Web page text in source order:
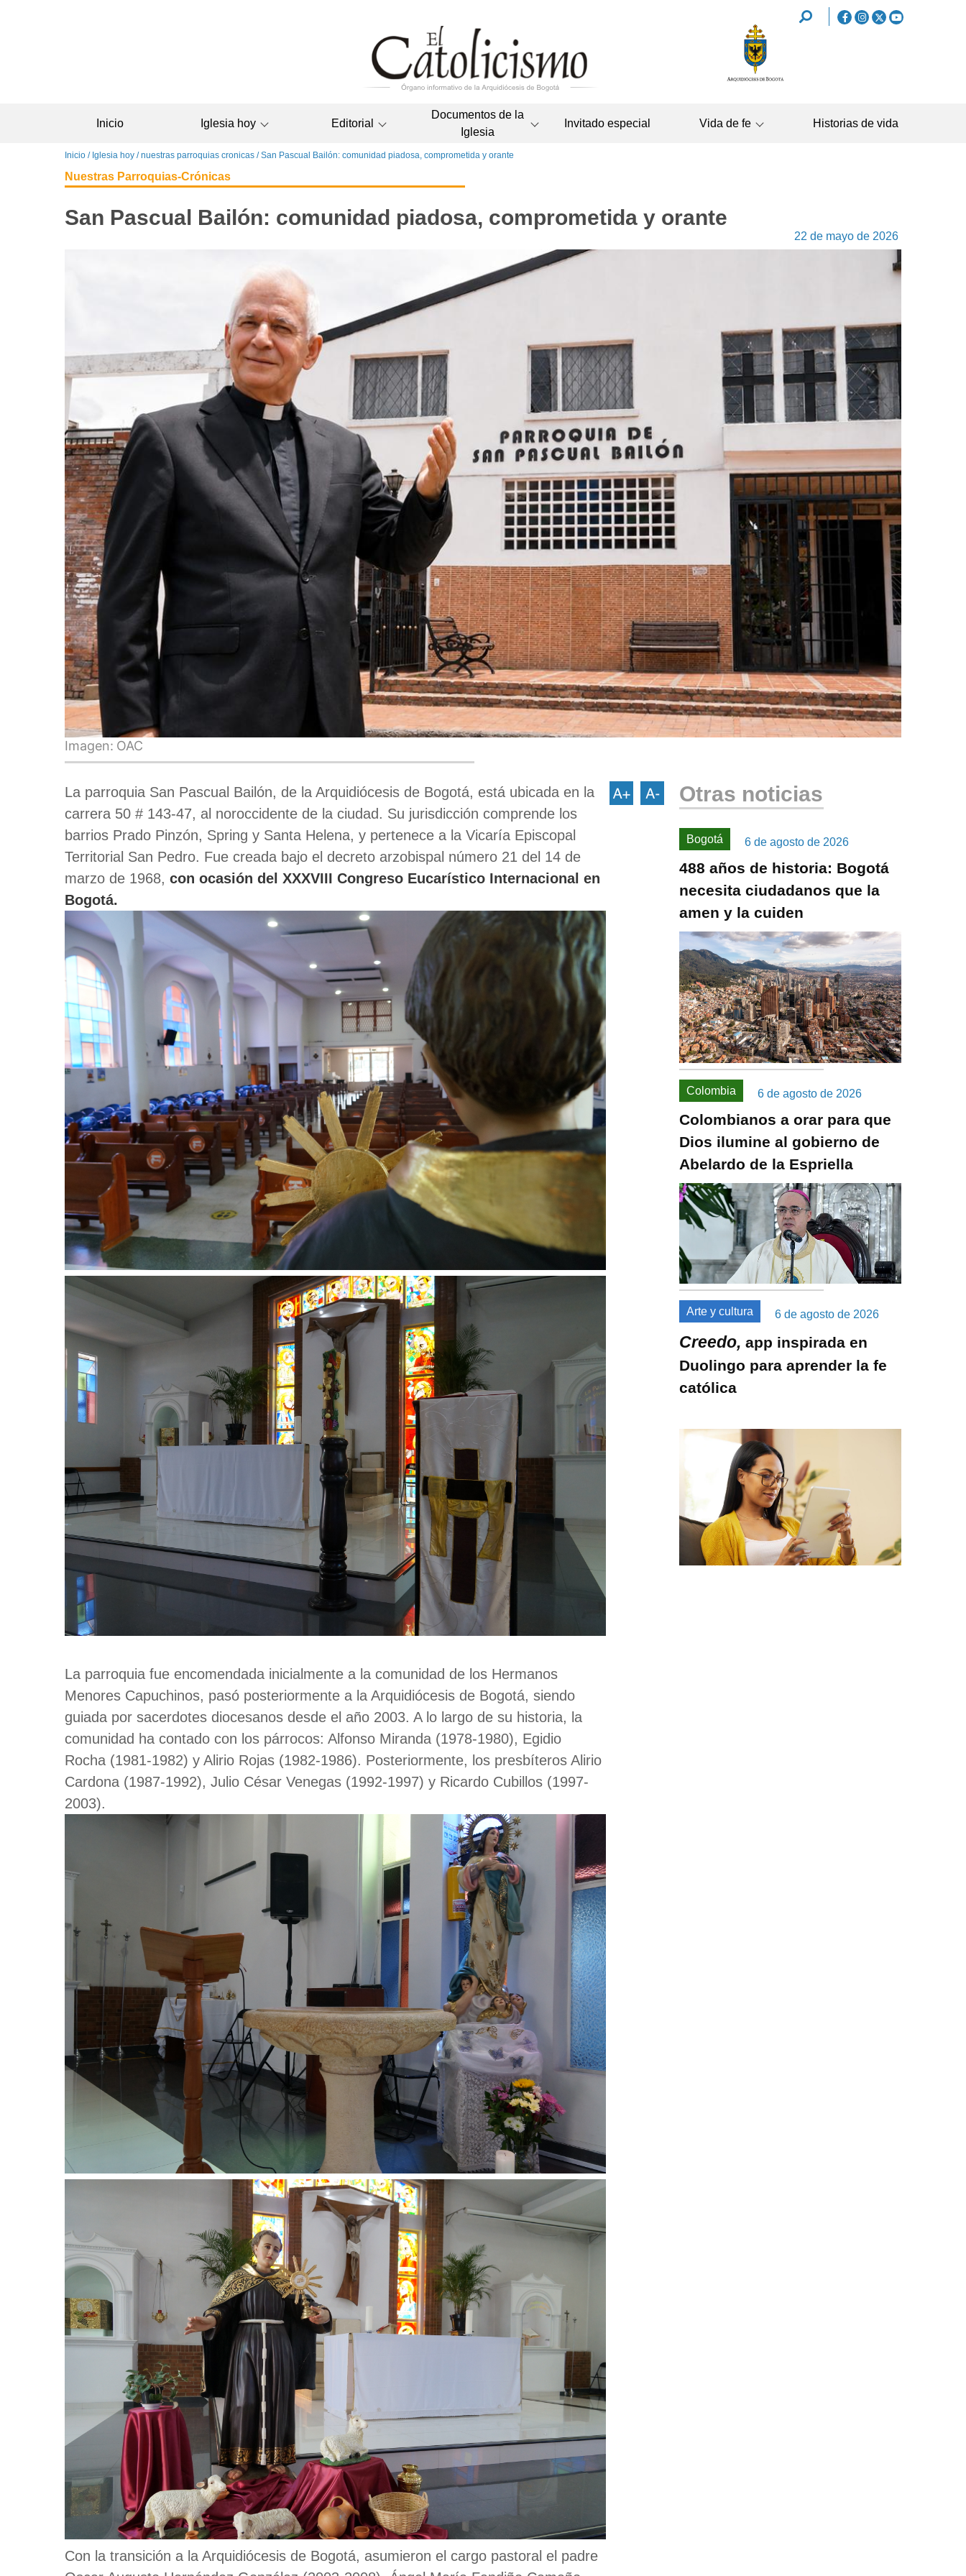
REDES
SOCIALES
Inicio Iglesia hoy Editorial
Documentos de la
Iglesia
Invitado especial Vida de fe Historias de vida
Sobrescribir
enlaces
de
a
Inicio Iglesia hoy nuestras parroquias cronicas San Pascual Bailón: comunidad piadosa, comprometida y orante
Nuestras Parroquias-Crónicas
San Pascual Bailón: comunidad piadosa, comprometida y orante
22 de mayo de 2026
Imagen: OAC
La parroquia San Pascual Bailón, de la Arquidiócesis de Bogotá, está ubicada en la
carrera 50 # 143-47, al noroccidente de la ciudad. Su jurisdicción comprende los
barrios Prado Pinzón, Spring y Santa Helena, y pertenece a la Vicaría Episcopal
Territorial San Pedro. Fue creada bajo el decreto arzobispal número 21 del 14 de
marzo de 1968, con ocasión del XXXVIII Congreso Eucarístico Internacional en
Bogotá.
Image
La parroquia fue encomendada inicialmente a la comunidad de los Hermanos
Menores Capuchinos, pasó posteriormente a la Arquidiócesis de Bogotá, siendo
guiada por sacerdotes diocesanos desde el año 2003. A lo largo de su historia, la
comunidad ha contado con los párrocos: Alfonso Miranda (1978-1980), Egidio
Rocha (1981-1982) y Alirio Rojas (1982-1986). Posteriormente, los presbíteros Alirio
Cardona (1987-1992), Julio César Venegas (1992-1997) y Ricardo Cubillos (1997-
2003).
Con la transición a la Arquidiócesis de Bogotá, asumieron el cargo pastoral el padre
Otras noticias
Bogotá 6 de agosto de 2026
488 años de historia: Bogotá
necesita ciudadanos que la
amen y la cuiden
Colombia 6 de agosto de 2026
Colombianos a orar para que
Dios ilumine al gobierno de
Abelardo de la Espriella
Arte y cultura 6 de agosto de 2026
Creedo, app inspirada en
Duolingo para aprender la fe
católica